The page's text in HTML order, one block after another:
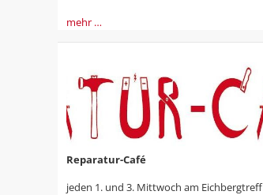
mehr …
Reparatur-Café
jeden 1. und 3. Mittwoch am Eichbergtreff